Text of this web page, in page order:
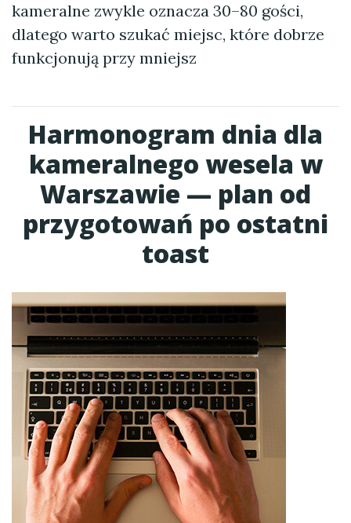
kameralne zwykle oznacza 30–80 gości,
dlatego warto szukać miejsc, które dobrze
funkcjonują przy mniejsz
Harmonogram dnia dla
kameralnego wesela w
Warszawie — plan od
przygotowań po ostatni
toast